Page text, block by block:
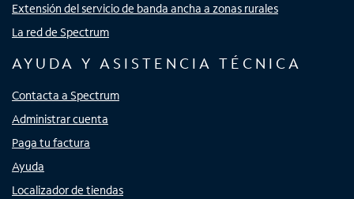
Extensión del servicio de banda ancha a zonas rurales
La red de Spectrum
AYUDA Y ASISTENCIA TÉCNICA
Contacta a Spectrum
Administrar cuenta
Paga tu factura
Ayuda
Localizador de tiendas